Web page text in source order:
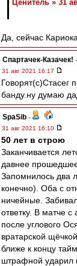
Ценитель » 31
Да, сейчас
Спартачек-Казачек! -
31 авг 2021 16:17
Говорят(с)Стасег
банду.ну думаю
SpaSib -
31 авг 2021 16:10
50 лет в строю
Заканчивается
давнее
Запомнилось два
конечно). Оба с
ничейные.
ответку. В матче
после углового
вратарской
ближе к концу
штрафной ударил